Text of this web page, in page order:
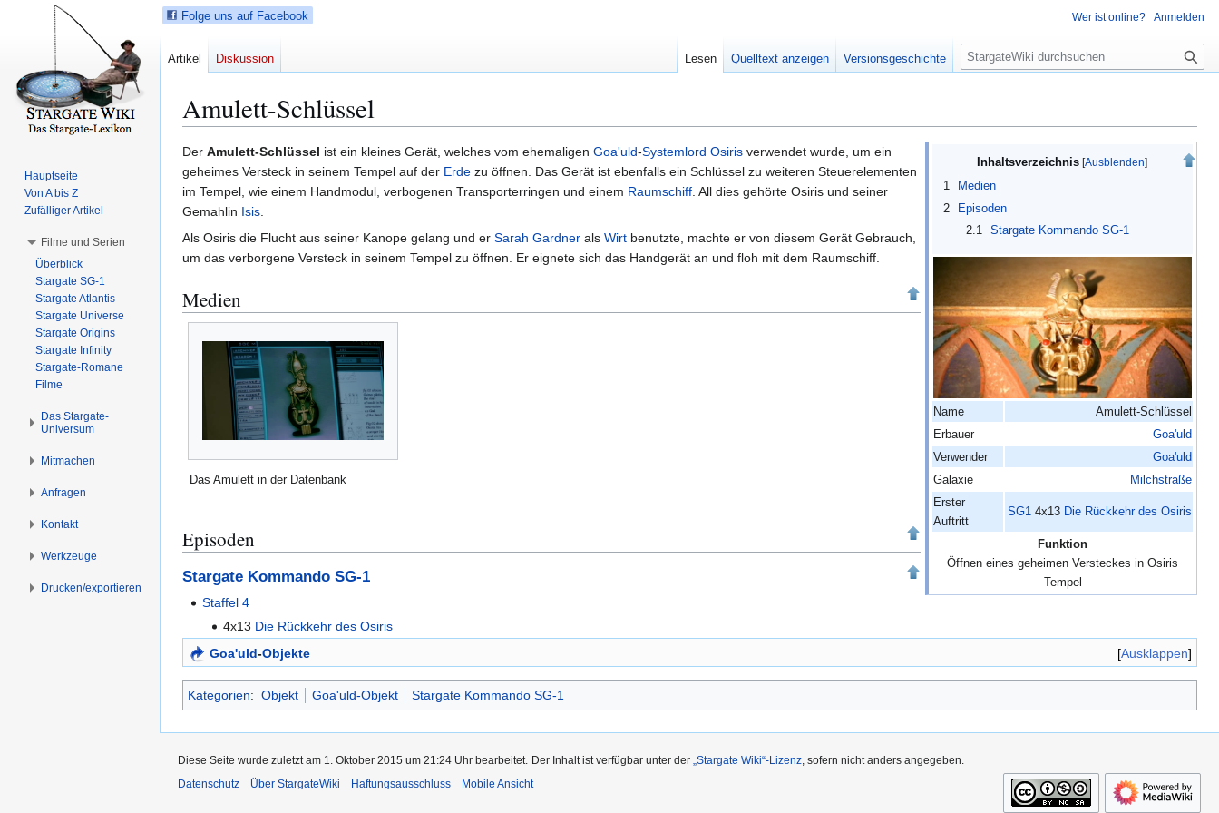
Amulett-Schlüssel
Z
u
r
N
a
g
a
e
n
Z
u
r
S
u
e
s
Inhaltsverzeichnis
1
Medien
2
Episoden
2.1
Stargate Kommando SG-1
Name
Amulett-Schlüssel
Erbauer
Goa'uld
Verwender
Goa'uld
Galaxie
Milchstraße
Erster
Auftritt
SG1 4x13 Die Rückkehr des Osiris
Funktion
Öffnen eines geheimen Versteckes in Osiris
Tempel
Der Amulett-Schlüssel ist ein kleines Gerät, welches vom ehemaligen Goa'uld-Systemlord Osiris verwendet wurde, um ein
geheimes Versteck in seinem Tempel auf der Erde zu öffnen. Das Gerät ist ebenfalls ein Schlüssel zu weiteren Steuerelementen
im Tempel, wie einem Handmodul, verbogenen Transporterringen und einem Raumschiff. All dies gehörte Osiris und seiner
Gemahlin Isis.
Als Osiris die Flucht aus seiner Kanope gelang und er Sarah Gardner als Wirt benutzte, machte er von diesem Gerät Gebrauch,
um das verborgene Versteck in seinem Tempel zu öffnen. Er eignete sich das Handgerät an und floh mit dem Raumschiff.
Medien
Das Amulett in der Datenbank
Episoden
Stargate Kommando SG-1
Staffel 4
4x13 Die Rückkehr des Osiris
Ausklappen
Goa'uld-Objekte
Kategorien: Objekt Goa'uld-Objekt Stargate Kommando SG-1
Folge uns auf Facebook Wer ist online? Anmelden
Artikel Diskussion Lesen Quelltext anzeigen Versionsgeschichte
S
u
e
Hauptseite
Von A bis Z
Zufälliger Artikel
Filme und Serien
Überblick
Stargate SG-1
Stargate Atlantis
Stargate Universe
Stargate Origins
Stargate Infinity
Stargate-Romane
Filme
Das Stargate-
Universum
Mitmachen
Anfragen
Kontakt
Werkzeuge
Drucken/­exportieren
Diese Seite wurde zuletzt am 1. Oktober 2015 um 21:24 Uhr bearbeitet. Der Inhalt ist verfügbar unter der „Stargate Wiki“-Lizenz , sofern nicht anders angegeben.
Datenschutz
Über StargateWiki Haftungsausschluss Mobile Ansicht